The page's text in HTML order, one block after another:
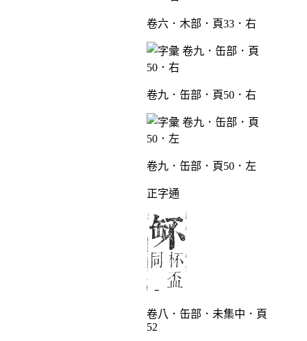
卷六．木部．頁33．右
卷九．缶部．頁50．右
卷九．缶部．頁50．左
正字通
卷八．缶部．未集中．頁
52